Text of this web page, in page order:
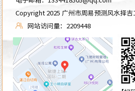
Copyright 2025 广州市周易预测风水择吉
网站访问量：2209448